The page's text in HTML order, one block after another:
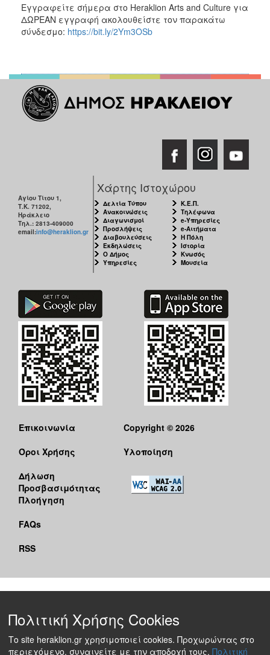
Εγγραφείτε σήμερα στο Heraklion Arts and Culture για
ΔΩΡΕΑΝ εγγραφή ακολουθείστε τον παρακάτω
σύνδεσμο: https://bit.ly/2Ym3OSb
Αγίου Τίτου 1,
Τ.Κ. 71202,
Ηράκλειο
Τηλ.: 2813-409000
email:info@heraklion.gr
Χάρτης Ιστοχώρου
Δελτία Τύπου
Ανακοινώσεις
Διαγωνισμοί
Προσλήψεις
Διαβουλεύσεις
Εκδηλώσεις
Ο Δήμος
Υπηρεσίες
Κ.Ε.Π.
Τηλέφωνα
e-Υπηρεσίες
e-Αιτήματα
Η Πόλη
Ιστορία
Κνωσός
Μουσεία
Επικοινωνία
Όροι Χρήσης
Δήλωση
Προσβασιμότητας
Πλοήγηση
FAQs
RSS
Copyright © 2026
Υλοποίηση
Πολιτική Χρήσης Cookies
Το site heraklion.gr χρησιμοποιεί cookies. Προχωρώντας στο
περιεχόμενο, συναινείτε με την αποδοχή τους. Πολιτική